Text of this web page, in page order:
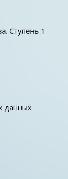
Ступень 1
данных